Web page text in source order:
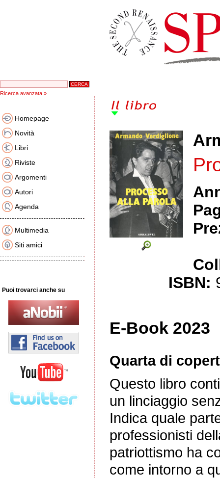
Ricerca avanzata »
Homepage
Novità
Libri
Riviste
Argomenti
Autori
Agenda
Multimedia
Siti amici
Puoi trovarci anche su
ISBN:
E-Book
Quarta di
Questo libro
un linciaggio
Indica quale
professionisti
patriottismo ha
come intorno a